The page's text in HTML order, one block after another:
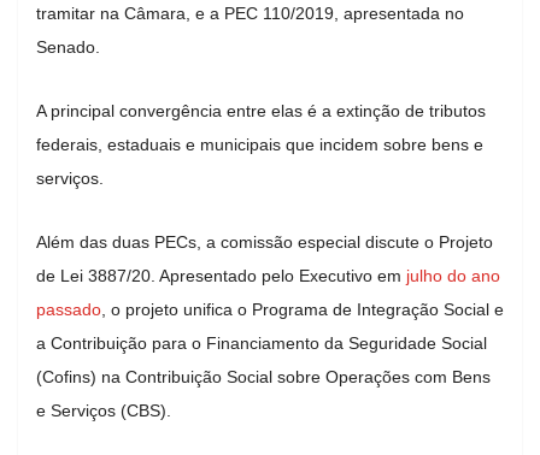
tramitar na Câmara, e a PEC 110/2019, apresentada no
Senado.
A principal convergência entre elas é a extinção de tributos
federais, estaduais e municipais que incidem sobre bens e
serviços.
Além das duas PECs, a comissão especial discute o Projeto
de Lei 3887/20. Apresentado pelo Executivo em julho do ano
passado , o projeto unifica o Programa de Integração Social e
a Contribuição para o Financiamento da Seguridade Social
(Cofins) na Contribuição Social sobre Operações com Bens
e Serviços (CBS).